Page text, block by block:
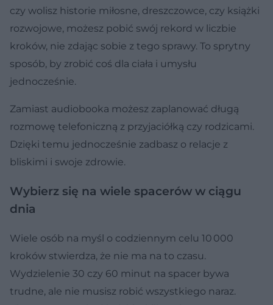
czy wolisz historie miłosne, dreszczowce, czy książki
rozwojowe, możesz pobić swój rekord w liczbie
kroków, nie zdając sobie z tego sprawy. To sprytny
sposób, by zrobić coś dla ciała i umysłu
jednocześnie.
Zamiast audiobooka możesz zaplanować długą
rozmowę telefoniczną z przyjaciółką czy rodzicami.
Dzięki temu jednocześnie zadbasz o relacje z
bliskimi i swoje zdrowie.
Wybierz się na wiele spacerów w ciągu
dnia
Wiele osób na myśl o codziennym celu 10 000
kroków stwierdza, że nie ma na to czasu.
Wydzielenie 30 czy 60 minut na spacer bywa
trudne, ale nie musisz robić wszystkiego naraz.